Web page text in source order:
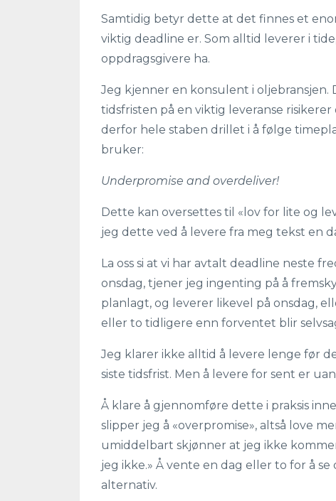
Samtidig betyr dette at det finnes et
viktig deadline er. Som alltid leverer i
oppdragsgivere ha.
Jeg kjenner en konsulent i
tidsfristen på en viktig leveranse
derfor hele staben drillet i å følge
bruker:
Underpromise and overdeliver!
Dette kan oversettes til «lov for lite og
jeg dette ved å levere fra meg tekst en
La oss si at vi har avtalt deadline neste
onsdag, tjener jeg ingenting på å
planlagt, og leverer likevel på onsdag,
eller to tidligere enn forventet blir
Jeg klarer ikke alltid å levere lenge før
siste tidsfrist. Men å levere for sent er
Å klare å gjennomføre dette i praksis
slipper jeg å «overpromise», altså love
umiddelbart skjønner at jeg ikke
jeg ikke.» Å vente en dag eller to for å
alternativ.